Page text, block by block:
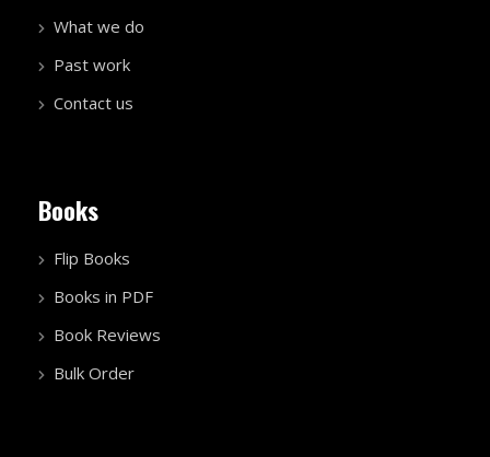
What we do
Past work
Contact us
Books
Flip Books
Books in PDF
Book Reviews
Bulk Order